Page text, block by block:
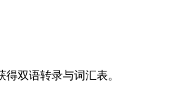
双语转录与词汇表。